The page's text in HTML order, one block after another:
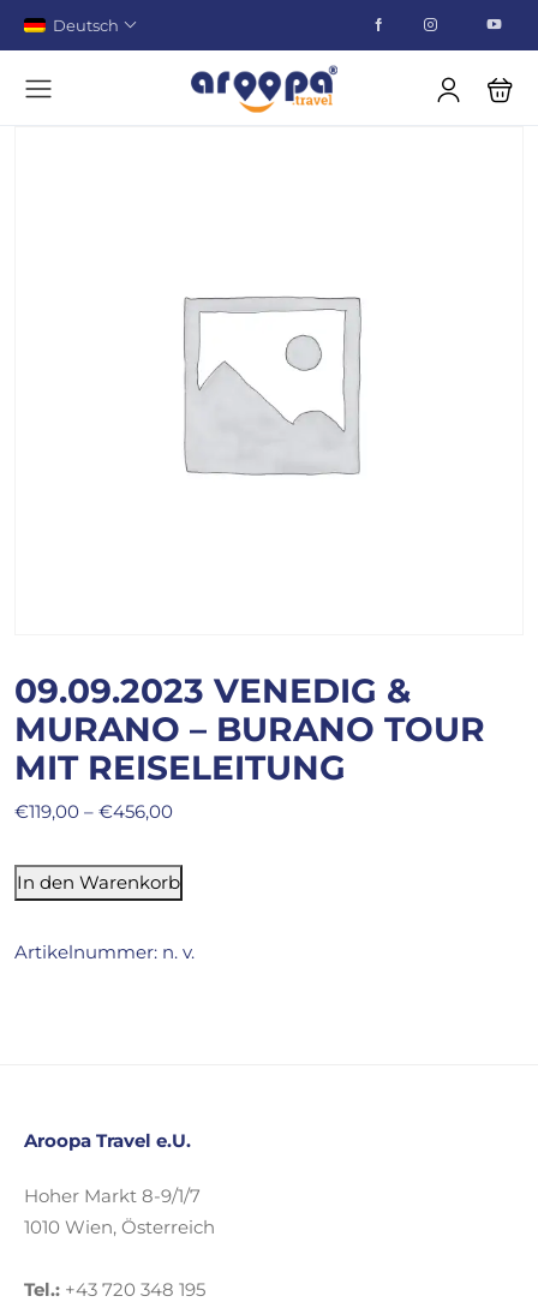
Deutsch
09.09.2023 VENEDIG &
MURANO – BURANO TOUR
MIT REISELEITUNG
€119,00 – €456,00
In den Warenkorb
Artikelnummer: n. v.
Aroopa Travel e.U.
Hoher Markt 8-9/1/7
1010 Wien, Österreich
Tel.: +43 720 348 195